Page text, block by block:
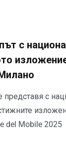
с
представя с
del Mobile 2025